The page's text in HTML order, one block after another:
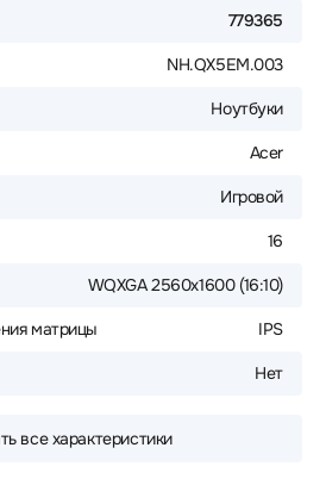
779365
NH.QX5EM.003
Ноутбуки
Acer
Игровой
16
WQXGA 2560x1600 (16:10)
матрицы IPS
Нет
все характеристики